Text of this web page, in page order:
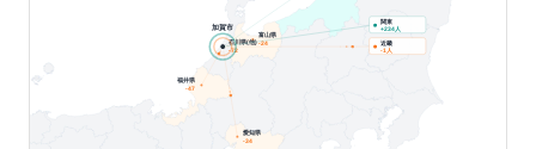
富山県
-24
愛知県
-34
福井県
-47
石川県(他)
-72
加賀市
関東
+234人
近畿
-1人